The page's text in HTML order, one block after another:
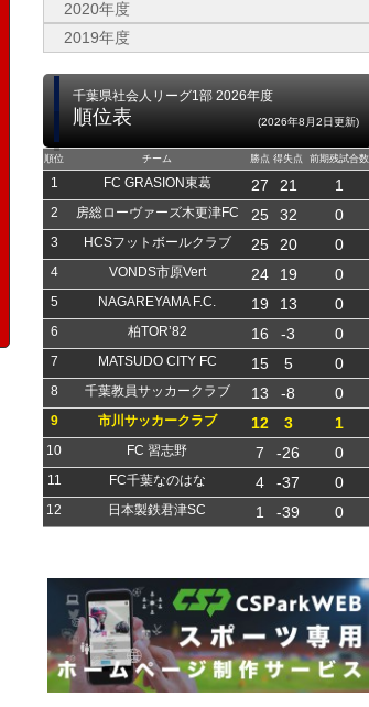
2020年度
2019年度
千葉県社会人リーグ1部 2026年度
順位表 (2026年8月2日更新)
順位 チーム 勝点 得失点 前期残試合数
1 FC GRASION東葛 27 21 1
2 房総ローヴァーズ木更津FC 25 32 0
3 HCSフットボールクラブ 25 20 0
4 VONDS市原Vert 24 19 0
5 NAGAREYAMA F.C. 19 13 0
6 柏TOR’82 16 -3 0
7 MATSUDO CITY FC 15 5 0
8 千葉教員サッカークラブ 13 -8 0
9 市川サッカークラブ 12 3 1
10 FC 習志野 7 -26 0
11 FC千葉なのはな 4 -37 0
12 日本製鉄君津SC 1 -39 0